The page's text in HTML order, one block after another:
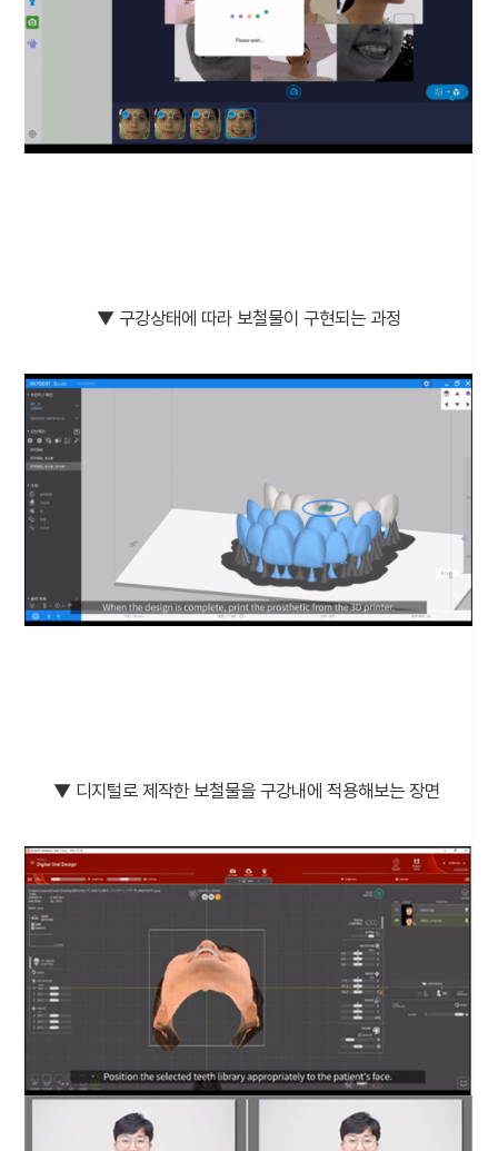
▼ 구강상태에 따라 보철물이 구현되는 과정
▼ 디지털로 제작한 보철물을 구강내에 적용해보는 장면